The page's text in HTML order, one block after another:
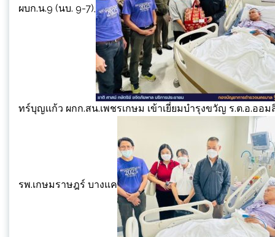
ผบก.น.9 (นบ. 9-7),
ทร์บุญเเก้ว ผกก.สน.เพชรเกษม เข้าเยี่ยมบำรุงขวัญ ร.ต.อ.อ
รพ.เกษมราษฎร์ บางแค